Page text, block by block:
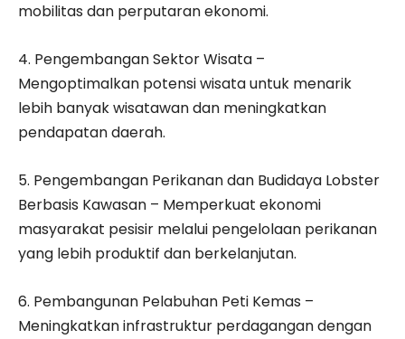
mobilitas dan perputaran ekonomi.
4. Pengembangan Sektor Wisata –
Mengoptimalkan potensi wisata untuk menarik
lebih banyak wisatawan dan meningkatkan
pendapatan daerah.
5. Pengembangan Perikanan dan Budidaya Lobster
Berbasis Kawasan – Memperkuat ekonomi
masyarakat pesisir melalui pengelolaan perikanan
yang lebih produktif dan berkelanjutan.
6. Pembangunan Pelabuhan Peti Kemas –
Meningkatkan infrastruktur perdagangan dengan